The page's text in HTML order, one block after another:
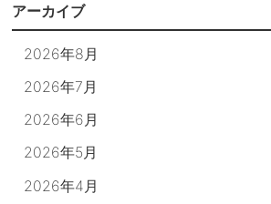
アーカイブ
2026年8月
2026年7月
2026年6月
2026年5月
2026年4月